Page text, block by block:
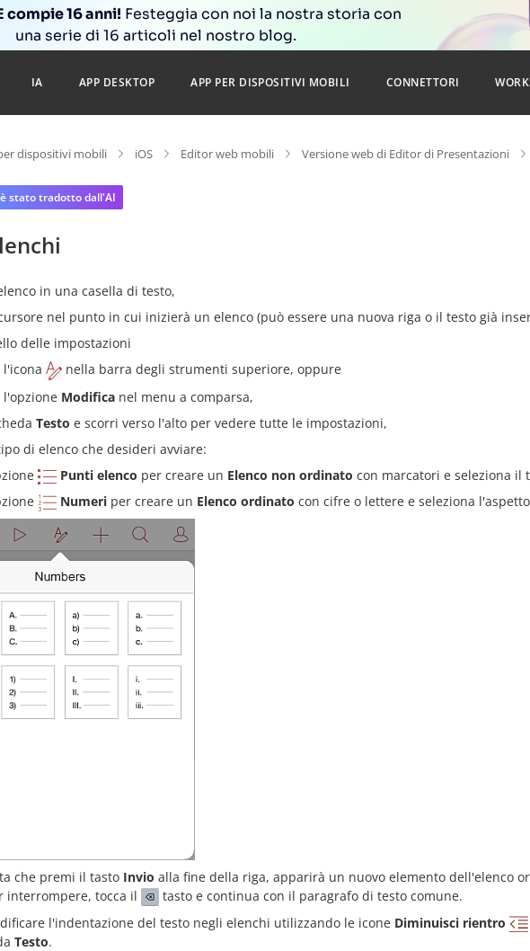
compie 16 anni! Festeggia con noi la nostra storia con
una serie di 16 articoli nel nostro blog.
IA APP DESKTOP APP PER DISPOSITIVI MOBILI CONNETTORI
dispositivi mobili iOS Editor web mobili Versione web di Editor di Presentazioni
stato tradotto dall'AI
in una casella di testo,
nel punto in cui inizierà un elenco (può essere una nuova riga o il testo già
delle impostazioni
l'icona
nella barra degli strumenti superiore, oppure
l'opzione Modifica nel menu a comparsa,
Testo e scorri verso l'alto per vedere tutte le impostazioni,
di elenco che desideri avviare:
Punti elenco per creare un Elenco non ordinato con marcatori e seleziona il
Numeri per creare un Elenco ordinato con cifre o lettere e seleziona
che premi il tasto Invio alla fine della riga, apparirà un nuovo elemento dell'elenco
interrompere, tocca il
tasto e continua con il paragrafo di testo comune.
l'indentazione del testo negli elenchi utilizzando le icone Diminuisci rientro
Testo.